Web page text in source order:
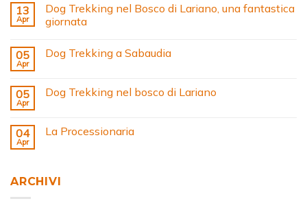
13
Apr
Dog Trekking nel Bosco di Lariano, una fantastica
giornata
05
Apr
Dog Trekking a Sabaudia
05
Apr
Dog Trekking nel bosco di Lariano
04
Apr
La Processionaria
ARCHIVI